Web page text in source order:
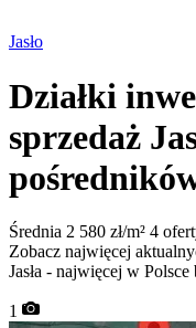
Jasło
Działki
sprzedaż
Średnia 2 580 zł/m² 4
Zobacz najwięcej
Jasła - najwięcej w
1